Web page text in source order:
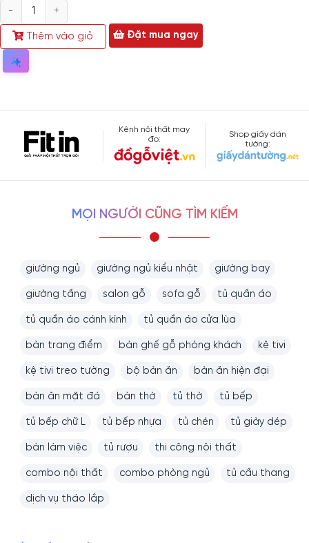
Số
lượng
Thêm vào giỏ
Đặt mua ngay
Kênh nội thất may
đo:
Shop giấy dán
tường:
MỌI NGƯỜI CŨNG TÌM KIẾM
giường ngủ giường ngủ kiểu nhật giường bay
giường tầng salon gỗ sofa gỗ tủ quần áo
tủ quần áo cánh kính tủ quần áo cửa lùa
bàn trang điểm bàn ghế gỗ phòng khách kệ tivi
kệ tivi treo tường bộ bàn ăn bàn ăn hiện đại
bàn ăn mặt đá bàn thờ tủ thờ tủ bếp
tủ bếp chữ L tủ bếp nhựa tủ chén tủ giày dép
bàn làm việc tủ rượu thi công nội thất
combo nội thất combo phòng ngủ tủ cầu thang
dịch vụ tháo lắp